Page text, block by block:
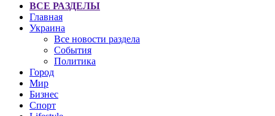
ВСЕ РАЗДЕЛЫ
Главная
Украина
Все новости раздела
События
Политика
Город
Мир
Бизнес
Спорт